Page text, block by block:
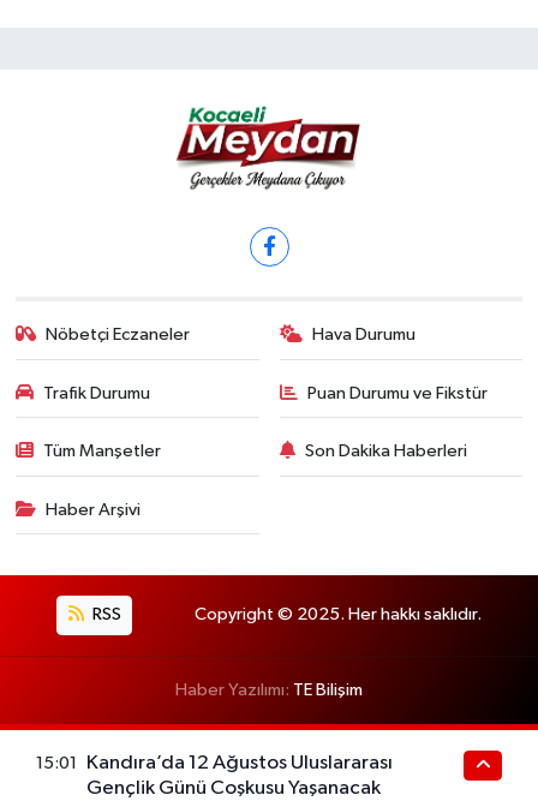
Nöbetçi Eczaneler Hava Durumu
Trafik Durumu Puan Durumu ve Fikstür
Tüm Manşetler Son Dakika Haberleri
Haber Arşivi
RSS Copyright © 2025. Her hakkı saklıdır.
Haber Yazılımı: TE Bilişim
15:01
Kandıra’da 12 Ağustos Uluslararası
Gençlik Günü Coşkusu Yaşanacak